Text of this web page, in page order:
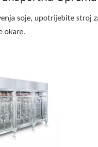
soje, upotrijebite stroj
okare.